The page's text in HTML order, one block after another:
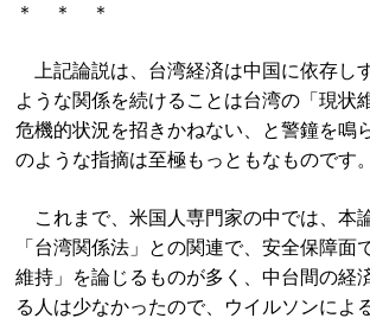
＊ ＊ ＊
上記論説は、台湾経済は中国に依存し
ような関係を続けることは台湾の「現状
危機的状況を招きかねない、と警鐘を鳴
のような指摘は至極もっともなものです。
これまで、米国人専門家の中では、本
「台湾関係法」との関連で、安全保障面
維持」を論じるものが多く、中台間の経
る人は少なかったので、ウイルソンによ